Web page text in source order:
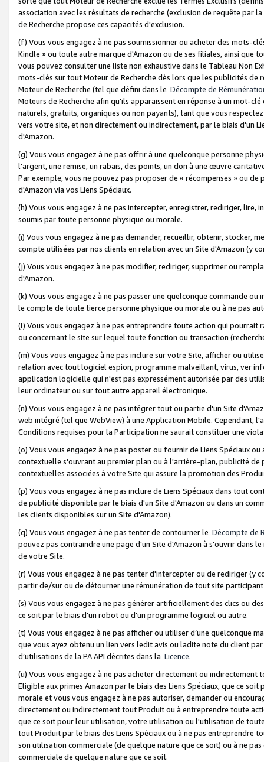
association avec les résultats de recherche (exclusion de requête
de Recherche propose ces capacités d'exclusion.
(f) Vous vous engagez à ne pas soumissionner ou acheter des mots-
Kindle » ou toute autre marque d'Amazon ou de ses filiales, ainsi que
vous pouvez consulter une liste non exhaustive dans le Tableau Non
mots-clés sur tout Moteur de Recherche dès lors que les publicités de
Moteur de Recherche (tel que défini dans le Décompte de
Moteurs de Recherche afin qu'ils apparaissent en réponse à un mot-
naturels, gratuits, organiques ou non payants), tant que vous
vers votre site, et non directement ou indirectement, par le biais d'un
d'Amazon.
(g) Vous vous engagez à ne pas offrir à une quelconque personne
l'argent, une remise, un rabais, des points, un don à une œuvre
Par exemple, vous ne pouvez pas proposer de « récompenses » ou
d'Amazon via vos Liens Spéciaux.
(h) Vous vous engagez à ne pas intercepter, enregistrer, rediriger,
soumis par toute personne physique ou morale.
(i) Vous vous engagez à ne pas demander, recueillir, obtenir, stocker,
compte utilisées par nos clients en relation avec un Site d'Amazon (y
(j) Vous vous engagez à ne pas modifier, rediriger, supprimer ou
d'Amazon.
(k) Vous vous engagez à ne pas passer une quelconque commande
le compte de toute tierce personne physique ou morale ou à ne pas
(l) Vous vous engagez à ne pas entreprendre toute action qui
ou concernant le site sur lequel toute fonction ou transaction
(m) Vous vous engagez à ne pas inclure sur votre Site, afficher ou
relation avec tout logiciel espion, programme malveillant, virus, ver
application logicielle qui n'est pas expressément autorisée par des
leur ordinateur ou sur tout autre appareil électronique.
(n) Vous vous engagez à ne pas intégrer tout ou partie d'un Site
web intégré (tel que WebView) à une Application Mobile. Cependant,
Conditions requises pour la Participation ne saurait constituer une
(o) Vous vous engagez à ne pas poster ou fournir de Liens Spéciaux
contextuelle s'ouvrant au premier plan ou à l'arrière-plan, publicité
contextuelles associées à votre Site qui assure la promotion des
(p) Vous vous engagez à ne pas inclure de Liens Spéciaux dans tout
de publicité disponible par le biais d'un Site d'Amazon ou dans un
les clients disponibles sur un Site d'Amazon).
(q) Vous vous engagez à ne pas tenter de contourner le Décompte de
pouvez pas contraindre une page d'un Site d'Amazon à s'ouvrir dans
de votre Site.
(r) Vous vous engagez à ne pas tenter d'intercepter ou de rediriger
partir de/sur ou de détourner une rémunération de tout site
(s) Vous vous engagez à ne pas générer artificiellement des clics ou
ce soit par le biais d'un robot ou d'un programme logiciel ou autre.
(t) Vous vous engagez à ne pas afficher ou utiliser d’une quelconque
que vous ayez obtenu un lien vers ledit avis ou ladite note du client
d’utilisations de la PA API décrites dans la Licence.
(u) Vous vous engagez à ne pas acheter directement ou
Eligible aux primes Amazon par le biais des Liens Spéciaux, que ce
morale et vous vous engagez à ne pas autoriser, demander ou
directement ou indirectement tout Produit ou à entreprendre toute
que ce soit pour leur utilisation, votre utilisation ou l'utilisation de
tout Produit par le biais des Liens Spéciaux ou à ne pas entreprendre
son utilisation commerciale (de quelque nature que ce soit) ou à ne
commerciale de quelque nature que ce soit.